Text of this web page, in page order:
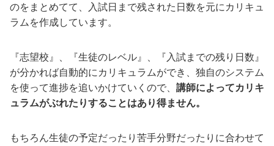
のをまとめてて、入試日まで残された日数を元にカリキュ
ラムを作成しています。
『志望校』、『生徒のレベル』、『入試までの残り日数』
が分かれば自動的にカリキュラムができ、独自のシステム
を使って進捗を追いかけていくので、 講師によってカリキ
ュラムがぶれたりすることはあり得ません。
もちろん生徒の予定だったり苦手分野だったりに合わせて